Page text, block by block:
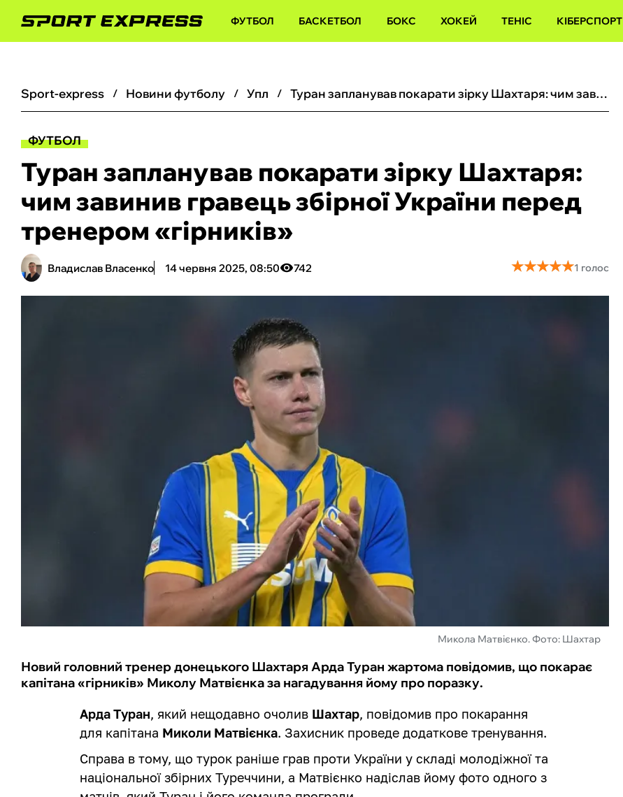
ФУТБОЛ БАСКЕТБОЛ БОКС ХОКЕЙ ТЕНІС КІБЕРСПОРТ
sport-express новини футболу упл Туран запланував покарати зірку Шахтаря: чим завинив гравець збірної України перед тренером «‎гірників»
ФУТБОЛ
Туран запланував покарати зірку Шахтаря:
чим завинив гравець збірної України перед
тренером «‎гірників»
Владислав Власенко 14 червня 2025, 08:50 742 ★★★★★
★★★★★1 голос
Микола Матвієнко. Фото: Шахтар
Новий головний тренер донецького Шахтаря Арда Туран жартома повідомив, що покарає
капітана «гірників» Миколу Матвієнка за нагадування йому про поразку.
Арда Туран, який нещодавно очолив Шахтар, повідомив про покарання
для капітана Миколи Матвієнка. Захисник проведе додаткове тренування.
Справа в тому, що турок раніше грав проти України у складі молодіжної та
національної збірних Туреччини, а Матвієнко надіслав йому фото одного з